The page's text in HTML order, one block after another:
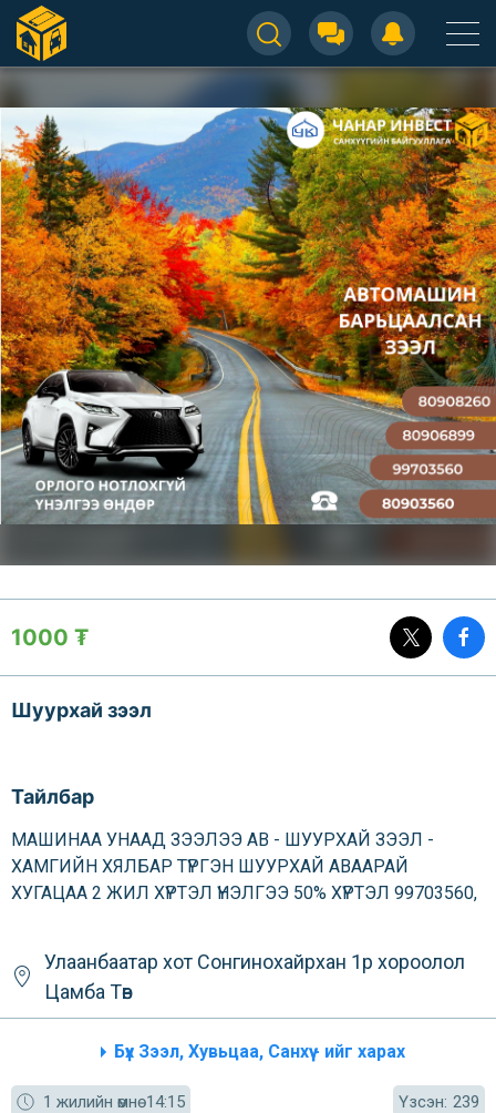
1000 ₮
Шуурхай зээл
Тайлбар
МАШИНАА УНААД ЗЭЭЛЭЭ АВ - ШУУРХАЙ ЗЭЭЛ -
ХАМГИЙН ХЯЛБАР ТҮРГЭН ШУУРХАЙ АВААРАЙ
ХУГАЦАА 2 ЖИЛ ХҮРТЭЛ ҮНЭЛГЭЭ 50% ХҮРТЭЛ 99703560,
Улаанбаатар хот Сонгинохайрхан 1р хороолол
Цамба Төв
Бүх Зээл, Хувьцаа, Санхүү - ийг харах
1 жилийн өмнө 14:15 Үзсэн: 239